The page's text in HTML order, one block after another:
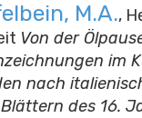
M.A.,
Von der
im
nach
des 16.